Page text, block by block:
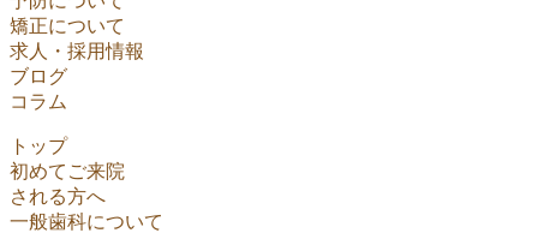
矯正について
求人・採用情報
ブログ
コラム
トップ
初めてご来院
される方へ
一般歯科について